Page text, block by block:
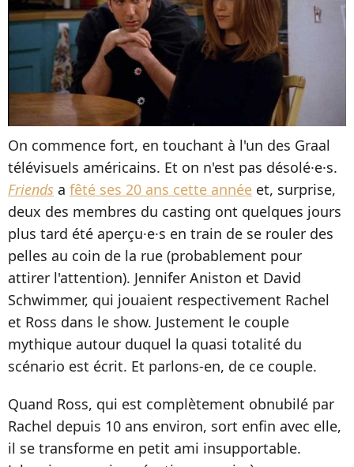
On commence fort, en touchant à l'un des Graal
télévisuels américains. Et on n'est pas désolé·e·s.
Friends a fêté ses 20 ans cette année et, surprise,
deux des membres du casting ont quelques jours
plus tard été aperçu·e·s en train de se rouler des
pelles au coin de la rue (probablement pour
attirer l'attention). Jennifer Aniston et David
Schwimmer, qui jouaient respectivement Rachel
et Ross dans le show. Justement le couple
mythique autour duquel la quasi totalité du
scénario est écrit. Et parlons-en, de ce couple.
Quand Ross, qui est complètement obnubilé par
Rachel depuis 10 ans environ, sort enfin avec elle,
il se transforme en petit ami insupportable.